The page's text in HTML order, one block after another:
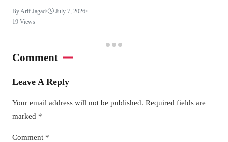
By Arif Jagad• July 7, 2026•
19 Views
Comment
Leave A Reply
Your email address will not be published. Required fields are
marked *
Comment *